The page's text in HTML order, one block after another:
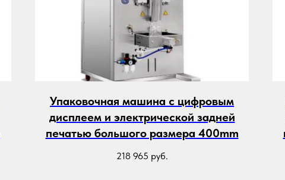
Упаковочная машина с цифровым
дисплеем и электрической задней
печатью большого размера 400mm
218 965 руб.